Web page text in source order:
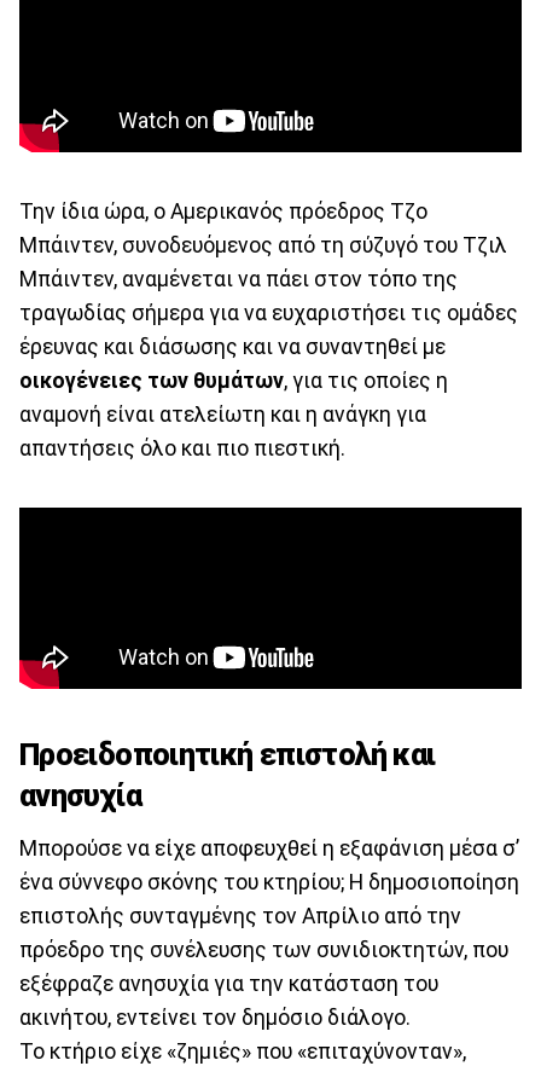
Την ίδια ώρα, ο Αμερικανός πρόεδρος Τζο
Μπάιντεν, συνοδευόμενος από τη σύζυγό του Τζιλ
Μπάιντεν, αναμένεται να πάει στον τόπο της
τραγωδίας σήμερα για να ευχαριστήσει τις ομάδες
έρευνας και διάσωσης και να συναντηθεί με
οικογένειες των θυμάτων, για τις οποίες η
αναμονή είναι ατελείωτη και η ανάγκη για
απαντήσεις όλο και πιο πιεστική.
Προειδοποιητική επιστολή και
ανησυχία
Μπορούσε να είχε αποφευχθεί η εξαφάνιση μέσα σ’
ένα σύννεφο σκόνης του κτηρίου; Η δημοσιοποίηση
επιστολής συνταγμένης τον Απρίλιο από την
πρόεδρο της συνέλευσης των συνιδιοκτητών, που
εξέφραζε ανησυχία για την κατάσταση του
ακινήτου, εντείνει τον δημόσιο διάλογο.
Το κτήριο είχε «ζημιές» που «επιταχύνονταν»,